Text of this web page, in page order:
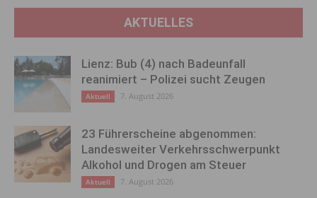
AKTUELLES
Lienz: Bub (4) nach Badeunfall
reanimiert – Polizei sucht Zeugen
Aktuell 7. August 2026
23 Führerscheine abgenommen:
Landesweiter Verkehrsschwerpunkt
Alkohol und Drogen am Steuer
Aktuell 7. August 2026